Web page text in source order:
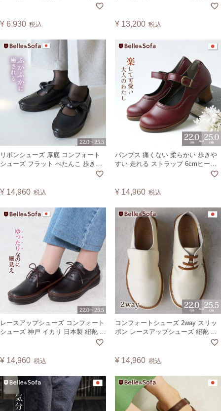
脚 浮き指 浮指 高齢者 レディース メ
父の日 母の日 敬老の日 サンダル グ
¥ 6,930 税込
ール チャンキーヒール ラウンドト
¥ 13,200 税込
リボンシューズ 厚底 コンフォート
シューズ フラット ぺたんこ 歩きや
すい 疲れにくい 軽量 靴 日本製 アマ
¥ 14,960 税込
パンプス 痛くない 柔らかい 歩きや
すい 走れる ストラップ 6cmヒール
甲高 太ヒール チャンキーヒール ラ
製 A5594
¥ 14,960 税込
レースアップシューズ コンフォート
シューズ 神戸 イカリ 日本製 紐靴 旅
行 軽量 レディース バルカ BARCA
¥ 14,960 税込
コンフォートシューズ 2way スリッ
ポン レースアップシューズ 紐靴 ス
ニーカー ローヒール フラット レデ
¥ 14,960 税込